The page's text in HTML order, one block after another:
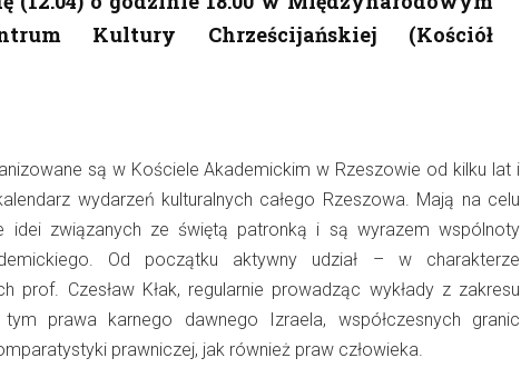
Kultury Chrześcijańskiej (Kościół
są w Kościele Akademickim w Rzeszowie od kilku lat i
wydarzeń kulturalnych całego Rzeszowa. Mają na celu
idei związanych ze świętą patronką i są wyrazem wspólnoty
Od początku aktywny udział – w charakterze
prof. Czesław Kłak, regularnie prowadząc wykłady z zakresu
prawa karnego dawnego Izraela, współczesnych granic
prawniczej, jak również praw człowieka.